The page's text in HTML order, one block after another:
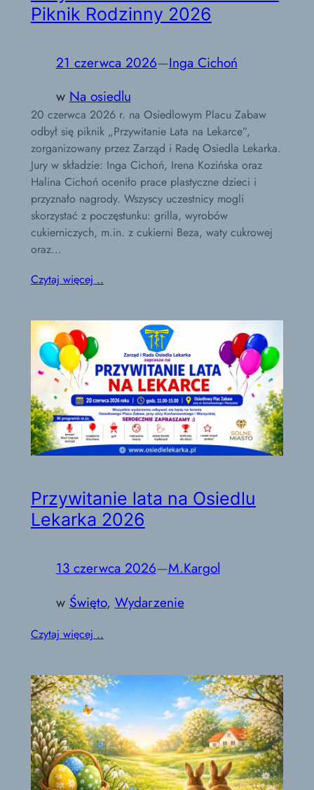
Piknik Rodzinny 2026
21 czerwca 2026—Inga Cichoń
w Na osiedlu
20 czerwca 2026 r. na Osiedlowym Placu Zabaw
odbył się piknik „Przywitanie Lata na Lekarce”,
zorganizowany przez Zarząd i Radę Osiedla Lekarka.
Jury w składzie: Inga Cichoń, Irena Kozińska oraz
Halina Cichoń oceniło prace plastyczne dzieci i
przyznało nagrody. Wszyscy uczestnicy mogli
skorzystać z poczęstunku: grilla, wyrobów
cukierniczych, m.in. z cukierni Beza, waty cukrowej
oraz…
Czytaj więcej ..
Przywitanie lata na Osiedlu
Lekarka 2026
13 czerwca 2026—M.Kargol
w Święto, Wydarzenie
Czytaj więcej ..